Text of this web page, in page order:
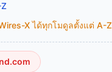
X ได้ทุกโมดูลตั้งแต่ A-Z